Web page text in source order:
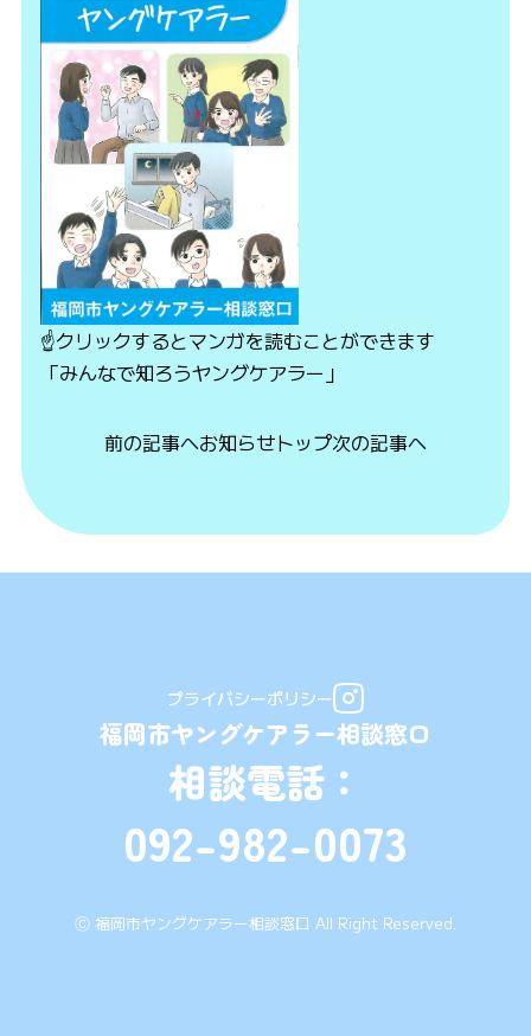
☝クリックするとマンガを読むことができます
「みんなで知ろうヤングケアラー」
前の記事へお知らせトップ次の記事へ
プライバシーポリシー
福岡市ヤングケアラー相談窓口
相談電話：
092-982-0073
Ⓒ 福岡市ヤングケアラー相談窓口 All Right Reserved.